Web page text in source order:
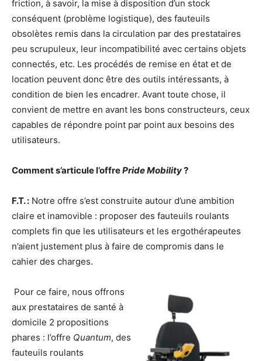
friction, à savoir, la mise à disposition d’un stock
conséquent (problème logistique), des fauteuils
obsolètes remis dans la circulation par des prestataires
peu scrupuleux, leur incompatibilité avec certains objets
connectés, etc. Les procédés de remise en état et de
location peuvent donc être des outils intéressants, à
condition de bien les encadrer. Avant toute chose, il
convient de mettre en avant les bons constructeurs, ceux
capables de répondre point par point aux besoins des
utilisateurs.
Comment s’articule l’offrePride Mobility?
F.T. : Notre offre s’est construite autour d’une ambition
claire et inamovible : proposer des fauteuils roulants
complets fin que les utilisateurs et les ergothérapeutes
n’aient justement plus à faire de compromis dans le
cahier des charges.
Pour ce faire, nous offrons
aux prestataires de santé à
domicile 2 propositions
phares : l’offre Quantum, des
fauteuils roulants